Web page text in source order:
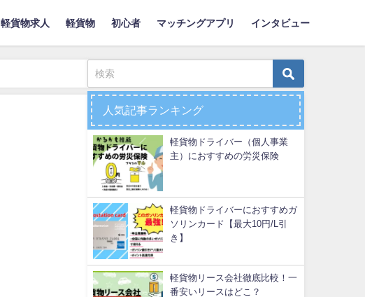
軽貨物求人 軽貨物 初心者 マッチングアプリ インタビュー
人気記事ランキング
軽貨物ドライバー（個人事業
主）におすすめの労災保険
軽貨物ドライバーにおすすめガ
ソリンカード【最大10円/L引
き】
軽貨物リース会社徹底比較！一
番安いリースはどこ？